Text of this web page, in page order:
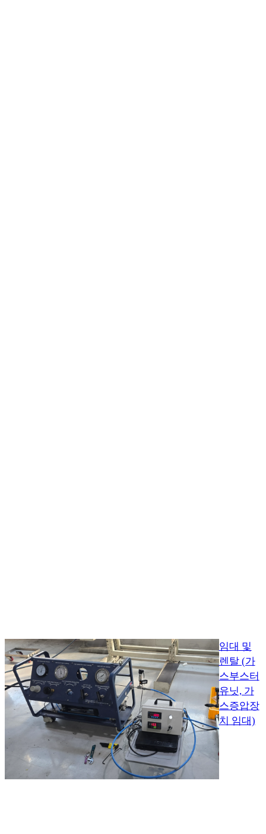
임대 및
렌탈 (가
스부스터
유닛, 가
스증압장
치 임대)